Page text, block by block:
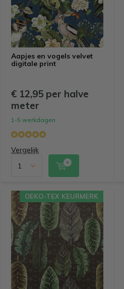
Aapjes en vogels velvet
digitale print
€ 12,95 per halve
meter
1-5 werkdagen
Vergelijk
OEKO-TEX KEURMERK